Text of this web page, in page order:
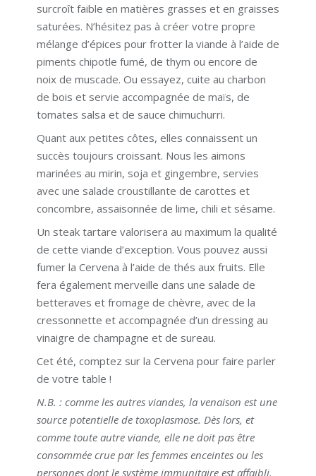
surcroît faible en matières grasses et en graisses
saturées. N’hésitez pas à créer votre propre
mélange d’épices pour frotter la viande à l’aide de
piments chipotle fumé, de thym ou encore de
noix de muscade. Ou essayez, cuite au charbon
de bois et servie accompagnée de maïs, de
tomates salsa et de sauce chimuchurri.
Quant aux petites côtes, elles connaissent un
succès toujours croissant. Nous les aimons
marinées au mirin, soja et gingembre, servies
avec une salade croustillante de carottes et
concombre, assaisonnée de lime, chili et sésame.
Un steak tartare valorisera au maximum la qualité
de cette viande d’exception. Vous pouvez aussi
fumer la Cervena à l’aide de thés aux fruits. Elle
fera également merveille dans une salade de
betteraves et fromage de chèvre, avec de la
cressonnette et accompagnée d’un dressing au
vinaigre de champagne et de sureau.
Cet été, comptez sur la Cervena pour faire parler
de votre table !
N.B. : comme les autres viandes, la venaison est une
source potentielle de toxoplasmose. Dès lors, et
comme toute autre viande, elle ne doit pas être
consommée crue par les femmes enceintes ou les
personnes dont le système immunitaire est affaibli.